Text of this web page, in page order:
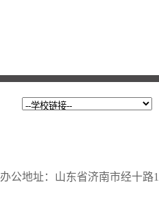
办公地址：山东省济南市经十路